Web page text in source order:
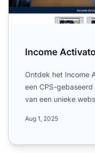
Income
Ontdek het Income
een CPS-
van een unieke
Aug 1, 2025